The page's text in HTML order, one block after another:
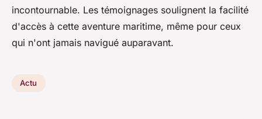
incontournable. Les témoignages soulignent la facilité
d'accès à cette aventure maritime, même pour ceux
qui n'ont jamais navigué auparavant.
Actu